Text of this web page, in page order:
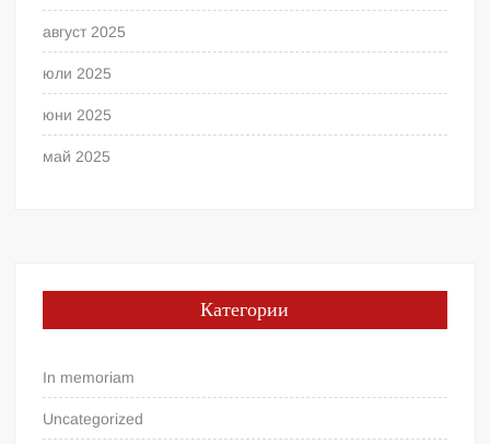
август 2025
юли 2025
юни 2025
май 2025
Категории
In memoriam
Uncategorized